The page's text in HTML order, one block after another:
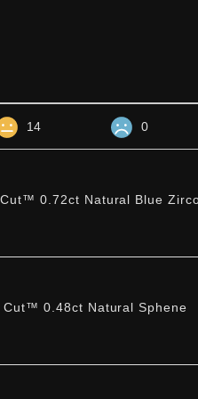
14 0
Cut™️ 0.72ct Natural Blue
Cut™️ 0.48ct Natural Sphene